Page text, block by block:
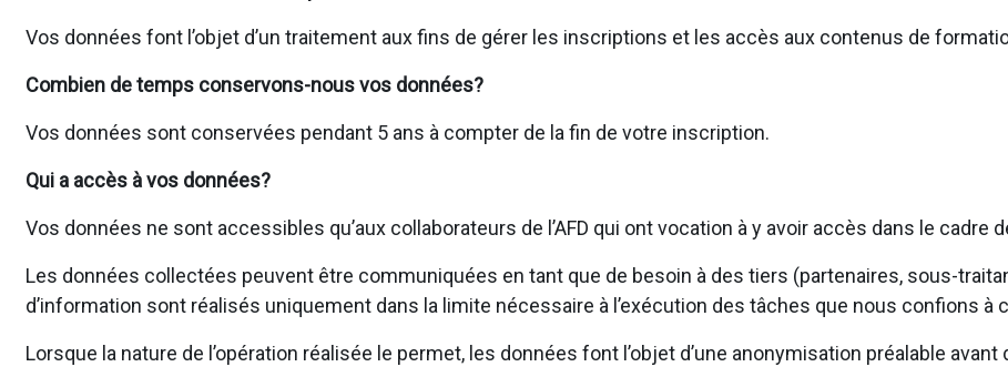
Vos données font l’objet d’un traitement aux fins de gérer les inscriptions et les accès aux contenus de
Combien de temps conservons-nous vos données?
Vos données sont conservées pendant 5 ans à compter de la fin de votre inscription.
Qui a accès à vos données?
Vos données ne sont accessibles qu’aux collaborateurs de l’AFD qui ont vocation à y avoir accès dans le cadre
Les données collectées peuvent être communiquées en tant que de besoin à des tiers (partenaires, sous-
d’information sont réalisés uniquement dans la limite nécessaire à l’exécution des tâches que nous confions à
Lorsque la nature de l’opération réalisée le permet, les données font l’objet d’une anonymisation préalable avant